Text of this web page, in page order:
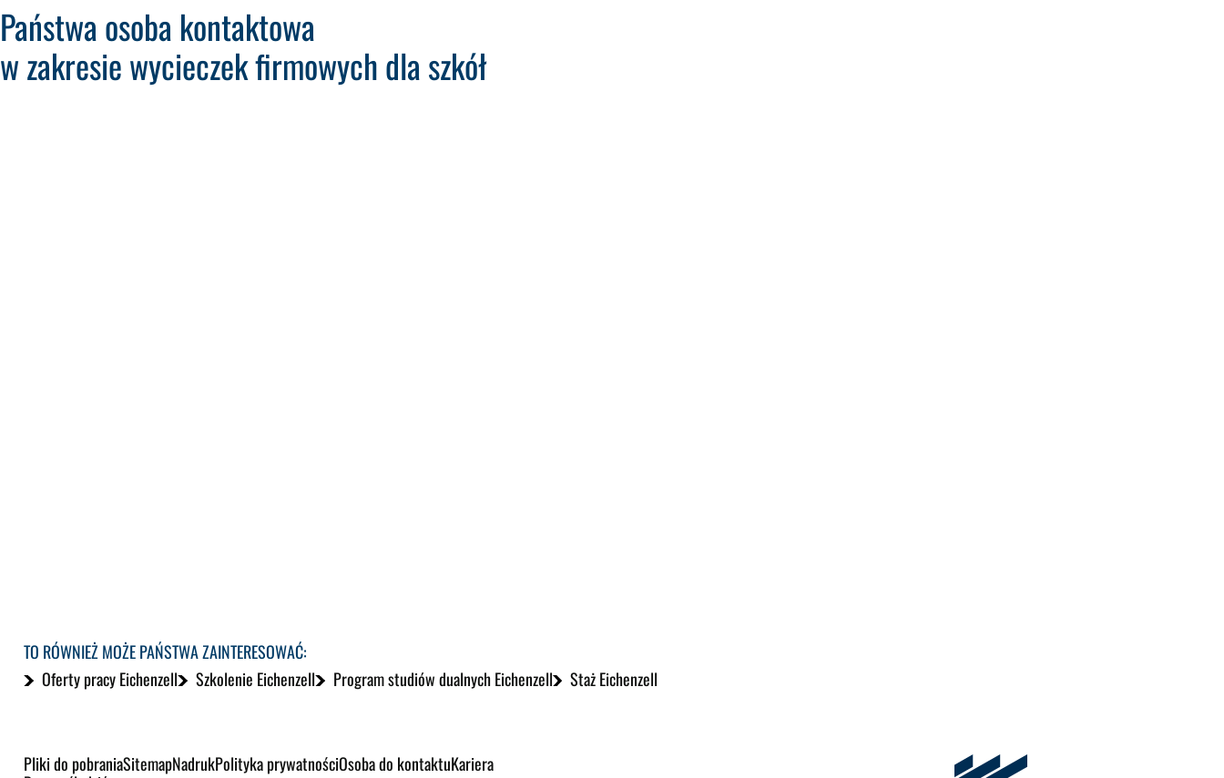
Państwa osoba kontaktowa
w zakresie wycieczek firmowych dla szkół
TO RÓWNIEŻ MOŻE PAŃSTWA ZAINTERESOWAĆ:
Oferty pracy Eichenzell
Szkolenie Eichenzell Program studiów dualnych Eichenzell Staż Eichenzell
Pliki do pobraniaSitemapNadrukPolityka prywatnościOsoba do kontaktuKariera